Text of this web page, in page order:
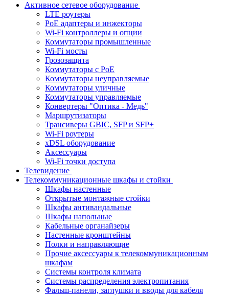
Активное сетевое оборудование
LTE роутеры
PoE адаптеры и инжекторы
Wi-Fi контроллеры и опции
Коммутаторы промышленные
Wi-Fi мосты
Грозозащита
Коммутаторы c PoE
Коммутаторы неуправляемые
Коммутаторы уличные
Коммутаторы управляемые
Конвертеры "Оптика - Медь"
Маршрутизаторы
Трансиверы GBIC, SFP и SFP+
Wi-Fi роутеры
xDSL оборудование
Аксессуары
Wi-Fi точки доступа
Телевидение
Телекоммуникационные шкафы и стойки
Шкафы настенные
Открытые монтажные стойки
Шкафы антивандальные
Шкафы напольные
Кабельные органайзеры
Настенные кронштейны
Полки и направляющие
Прочие аксессуары к телекоммуникационным
шкафам
Системы контроля климата
Системы распределения электропитания
Фальш-панели, заглушки и вводы для кабеля